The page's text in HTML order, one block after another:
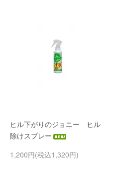
ヒル下がりのジョニー ヒル
除けスプレー
1,200円(税込1,320円)